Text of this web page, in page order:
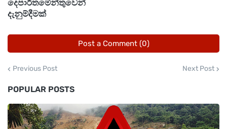
දෙපාර්තමේන්තුවෙන්
දැනුම්දීමක්
Post a Comment (0)
Previous Post Next Post
POPULAR POSTS